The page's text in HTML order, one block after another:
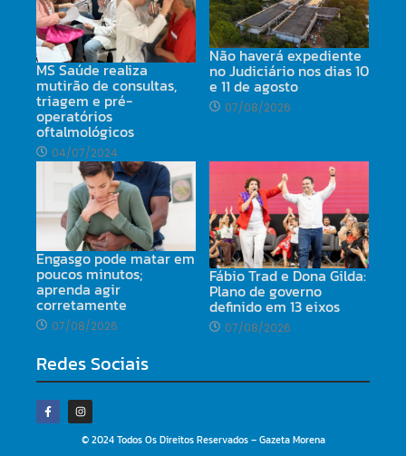
MS Saúde realiza
mutirão de consultas,
triagem e pré-
operatórios
oftalmológicos
04/07/2024
Não haverá expediente
no Judiciário nos dias 10
e 11 de agosto
07/08/2026
Engasgo pode matar em
poucos minutos;
aprenda agir
corretamente
07/08/2026
Fábio Trad e Dona Gilda:
Plano de governo
definido em 13 eixos
07/08/2026
Redes Sociais
© 2024 Todos Os Direitos Reservados – Gazeta Morena